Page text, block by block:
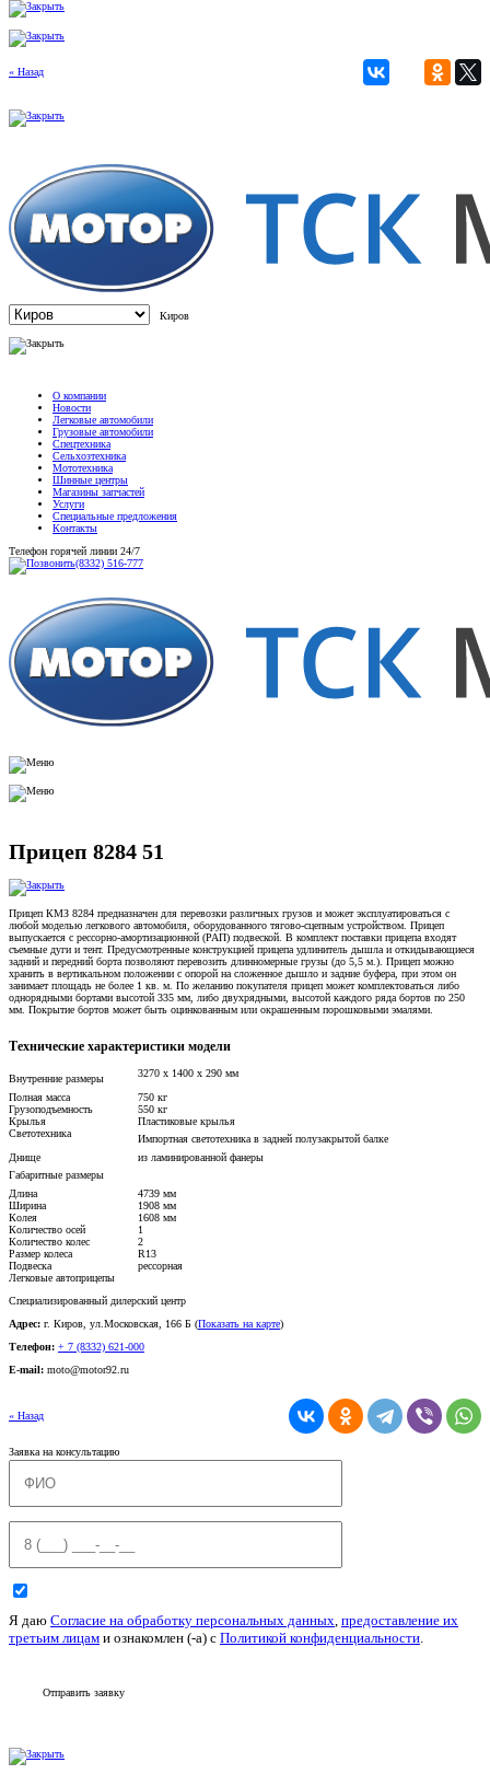
« Назад
Киров
О компании
Новости
Легковые автомобили
Грузовые автомобили
Спецтехника
Сельхозтехника
Мототехника
Шинные центры
Магазины запчастей
Услуги
Специальные предложения
Контакты
Телефон горячей линии 24/7
(8332) 516-777
Прицеп 8284 51
Прицеп КМЗ 8284 предназначен для перевозки различных грузов и может эксплуатироваться с
любой моделью легкового автомобиля, оборудованного тягово-сцепным устройством. Прицеп
выпускается с рессорно-амортизационной (РАП) подвеской. В комплект поставки прицепа входят
съемные дуги и тент. Предусмотренные конструкцией прицепа удлинитель дышла и откидывающиеся
задний и передний борта позволяют перевозить длинномерные грузы (до 5,5 м.). Прицеп можно
хранить в вертикальном положении с опорой на сложенное дышло и задние буфера, при этом он
занимает площадь не более 1 кв. м. По желанию покупателя прицеп может комплектоваться либо
однорядными бортами высотой 335 мм, либо двухрядными, высотой каждого ряда бортов по 250
мм. Покрытие бортов может быть оцинкованным или окрашенным порошковыми эмалями.
Технические характеристики модели
Внутренние размеры
3270 х 1400 х 290 мм
Полная масса
750 кг
Грузоподъемность
550 кг
Крылья
Пластиковые крылья
Светотехника
Импортная светотехника в задней полузакрытой балке
Днище
из ламинированной фанеры
Габаритные размеры
Длина
4739 мм
Ширина
1908 мм
Колея
1608 мм
Количество осей
1
Количество колес
2
Размер колеса
R13
Подвеска
рессорная
Легковые автоприцепы
Специализированный дилерский центр
Адрес: г. Киров, ул.Московская, 166 Б (Показать на карте)
Телефон: + 7 (8332) 621-000
E-mail: moto@motor92.ru
« Назад
Заявка на консультацию
Я даю Согласие на обработку персональных данных предоставление их
третьим лицам и ознакомлен (-а) c Политикой конфиденциальности
Отправить заявку